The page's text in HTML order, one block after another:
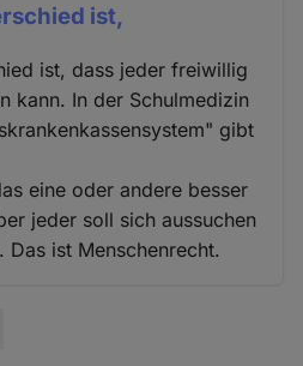
ist,
ist, dass jeder freiwillig
kann. In der Schulmedizin
gibt
eine oder andere besser
jeder soll sich aussuchen
Das ist Menschenrecht.